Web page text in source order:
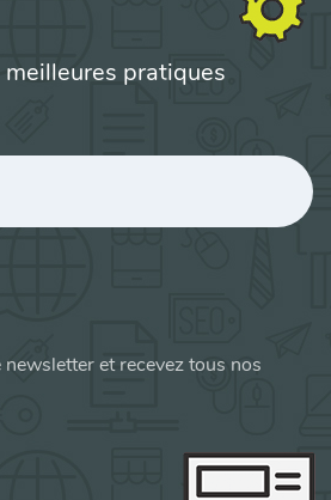
pratiques
et recevez tous nos